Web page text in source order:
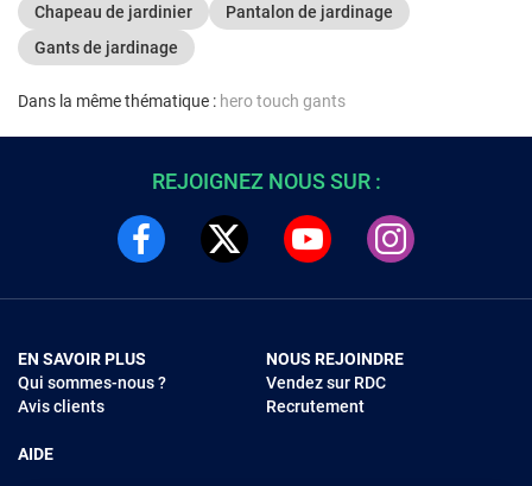
Chapeau de jardinier
Pantalon de jardinage
Gants de jardinage
Dans la même thématique : hero touch gants
REJOIGNEZ NOUS SUR :
EN SAVOIR PLUS
Qui sommes-nous ?
Avis clients
AIDE
NOUS REJOINDRE
Vendez sur RDC
Recrutement